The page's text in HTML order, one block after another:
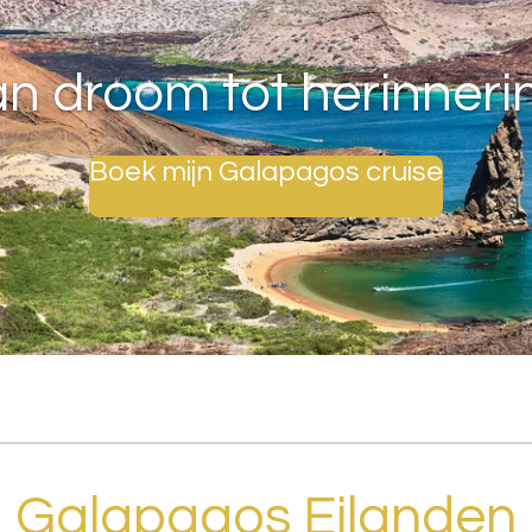
droom tot
Boek mijn Galapagos cruise
Galapagos Eilanden